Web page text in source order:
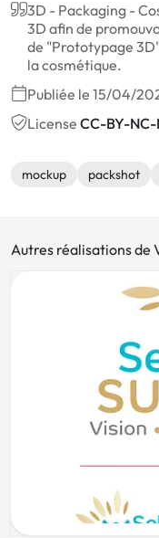
3D - Packaging -
3D afin de
de "Prototypage
la cosmétique.
Publiée le 15/04/
License CC-BY-
mockup packshot
Autres réalisations de